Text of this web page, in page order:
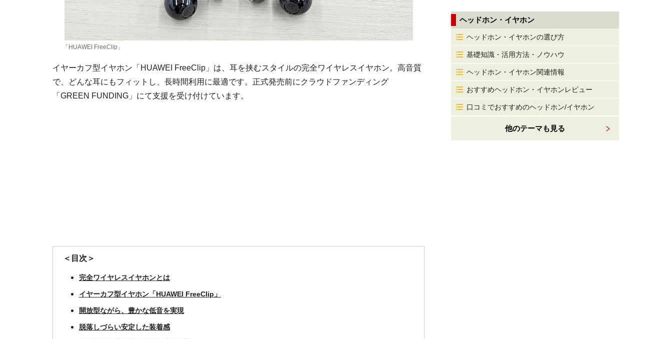
「HUAWEI FreeClip」
イヤーカフ型イヤホン「HUAWEI FreeClip」は、耳を挟むスタイルの完全ワイヤレスイヤホン。高音質
で、どんな耳にもフィットし、長時間利用に最適です。正式発売前にクラウドファンディング
「GREEN FUNDING」にて支援を受け付けています。
＜目次＞
完全ワイヤレスイヤホンとは
イヤーカフ型イヤホン「HUAWEI FreeClip」
開放型ながら、豊かな低音を実現
脱落しづらい安定した装着感
ヘッドホン・イヤホン
ヘッドホン・イヤホンの選び方
基礎知識・活用方法・ノウハウ
ヘッドホン・イヤホン関連情報
おすすめヘッドホン・イヤホンレビュー
口コミでおすすめのヘッドホン/イヤホン
他のテーマも見る